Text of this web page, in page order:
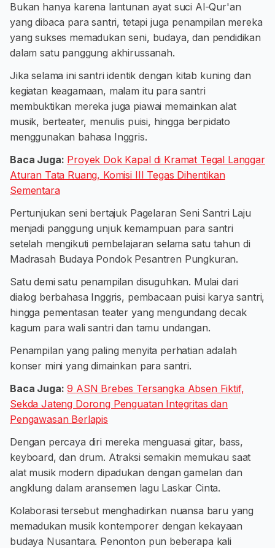
Bukan hanya karena lantunan ayat suci Al-Qur'an
yang dibaca para santri, tetapi juga penampilan mereka
yang sukses memadukan seni, budaya, dan pendidikan
dalam satu panggung akhirussanah.
Jika selama ini santri identik dengan kitab kuning dan
kegiatan keagamaan, malam itu para santri
membuktikan mereka juga piawai memainkan alat
musik, berteater, menulis puisi, hingga berpidato
menggunakan bahasa Inggris.
Baca Juga: Proyek Dok Kapal di Kramat Tegal Langgar
Aturan Tata Ruang, Komisi III Tegas Dihentikan
Sementara
Pertunjukan seni bertajuk Pagelaran Seni Santri Laju
menjadi panggung unjuk kemampuan para santri
setelah mengikuti pembelajaran selama satu tahun di
Madrasah Budaya Pondok Pesantren Pungkuran.
Satu demi satu penampilan disuguhkan. Mulai dari
dialog berbahasa Inggris, pembacaan puisi karya santri,
hingga pementasan teater yang mengundang decak
kagum para wali santri dan tamu undangan.
Penampilan yang paling menyita perhatian adalah
konser mini yang dimainkan para santri.
Baca Juga: 9 ASN Brebes Tersangka Absen Fiktif,
Sekda Jateng Dorong Penguatan Integritas dan
Pengawasan Berlapis
Dengan percaya diri mereka menguasai gitar, bass,
keyboard, dan drum. Atraksi semakin memukau saat
alat musik modern dipadukan dengan gamelan dan
angklung dalam aransemen lagu Laskar Cinta.
Kolaborasi tersebut menghadirkan nuansa baru yang
memadukan musik kontemporer dengan kekayaan
budaya Nusantara. Penonton pun beberapa kali